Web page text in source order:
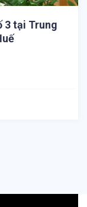
3 tại Trung